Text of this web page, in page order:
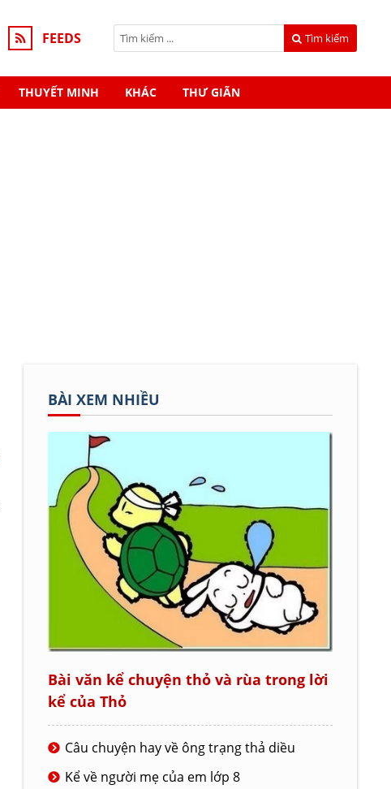
FEEDS Tìm kiếm
THUYẾT MINH KHÁC THƯ GIÃN
BÀI XEM NHIỀU
Bài văn kể chuyện thỏ và rùa trong lời
kể của Thỏ
Câu chuyện hay về ông trạng thả diều
Kể về người mẹ của em lớp 8